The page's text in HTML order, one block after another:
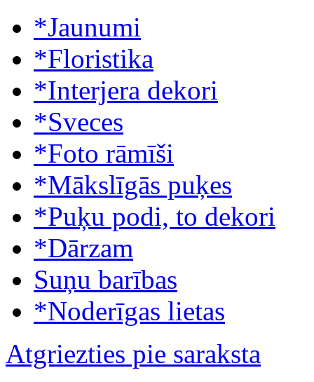
*Jaunumi
*Floristika
*Interjera dekori
*Sveces
*Foto rāmīši
*Mākslīgās puķes
*Puķu podi, to dekori
*Dārzam
Suņu barības
*Noderīgas lietas
Atgriezties pie saraksta